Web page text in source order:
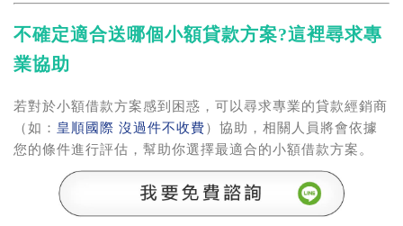
不確定適合送哪個小額貸款方案?這裡尋求專
業協助
若對於小額借款方案感到困惑，可以尋求專業的貸款經銷商
（如： 皇順國際 沒過件不收費）協助，相關人員將會依據
您的條件進行評估，幫助你選擇最適合的小額借款方案。